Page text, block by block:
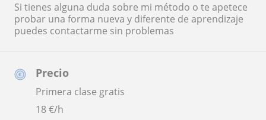
Precio
Primera clase gratis
18€/h
Si tienes alguna duda sobre mi método o te apetece
probar una forma nueva y diferente de aprendizaje
puedes contactarme sin problemas